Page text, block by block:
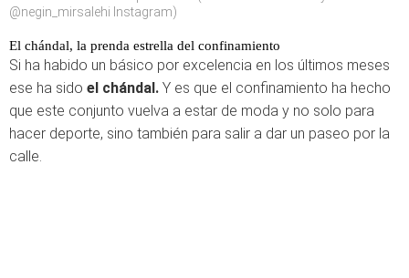
@negin_mirsalehi Instagram)
El chándal, la prenda estrella del confinamiento
Si ha habido un básico por excelencia en los últimos meses
ese ha sido el chándal. Y es que el confinamiento ha hecho
que este conjunto vuelva a estar de moda y no solo para
hacer deporte, sino también para salir a dar un paseo por la
calle.